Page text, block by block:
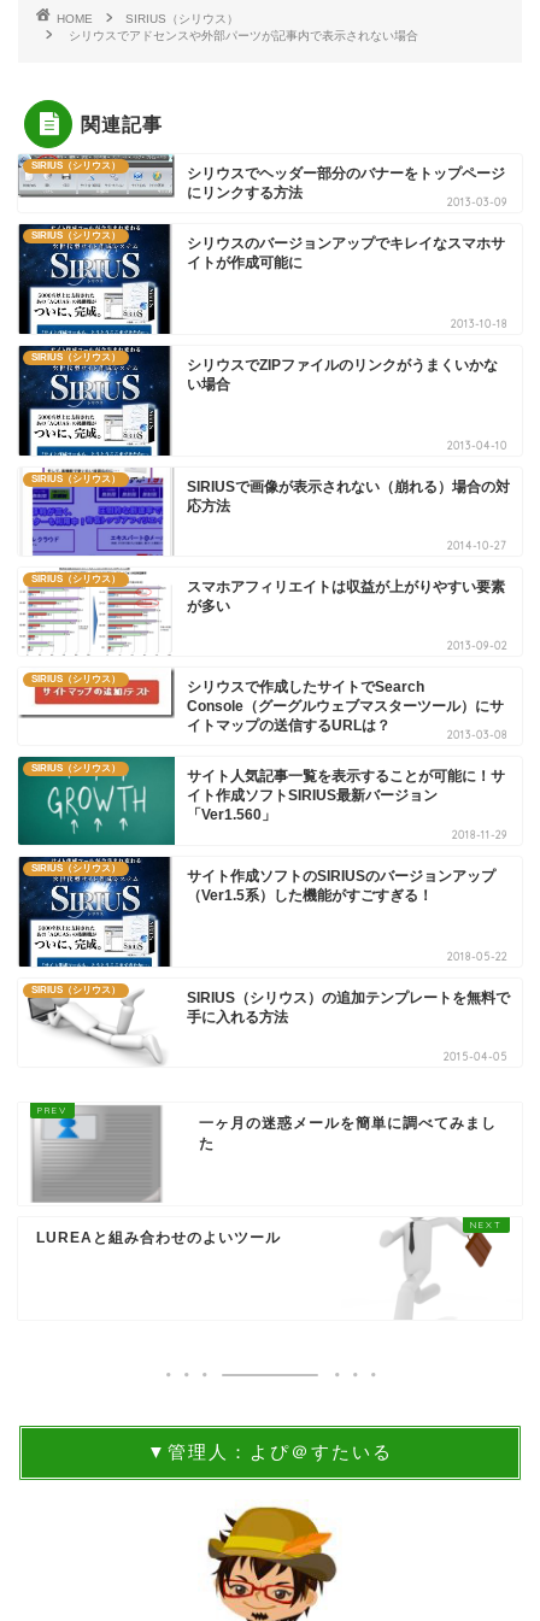
HOME
SIRIUS（シリウス）
シリウスでアドセンスや外部パーツが記事内で表示されない場合
関連記事
SIRIUS（シリウス）
シリウスでヘッダー部分のバナーをトップページ
にリンクする方法
2013-03-09
SIRIUS（シリウス）
シリウスのバージョンアップでキレイなスマホサ
イトが作成可能に
2013-10-18
SIRIUS（シリウス）
シリウスでZIPファイルのリンクがうまくいかな
い場合
2013-04-10
SIRIUS（シリウス）
SIRIUSで画像が表示されない（崩れる）場合の対
応方法
2014-10-27
SIRIUS（シリウス）
スマホアフィリエイトは収益が上がりやすい要素
が多い
2013-09-02
SIRIUS（シリウス）
シリウスで作成したサイトでSearch
Console（グーグルウェブマスターツール）にサ
イトマップの送信するURLは？
2013-03-08
SIRIUS（シリウス）
サイト人気記事一覧を表示することが可能に！サ
イト作成ソフトSIRIUS最新バージョン
「Ver1.560」
2018-11-29
SIRIUS（シリウス）
サイト作成ソフトのSIRIUSのバージョンアップ
（Ver1.5系）した機能がすごすぎる！
2018-05-22
SIRIUS（シリウス）
SIRIUS（シリウス）の追加テンプレートを無料で
手に入れる方法
2015-04-05
一ヶ月の迷惑メールを簡単に調べてみまし
た
LUREAと組み合わせのよいツール
▼管理人：よぴ＠すたいる